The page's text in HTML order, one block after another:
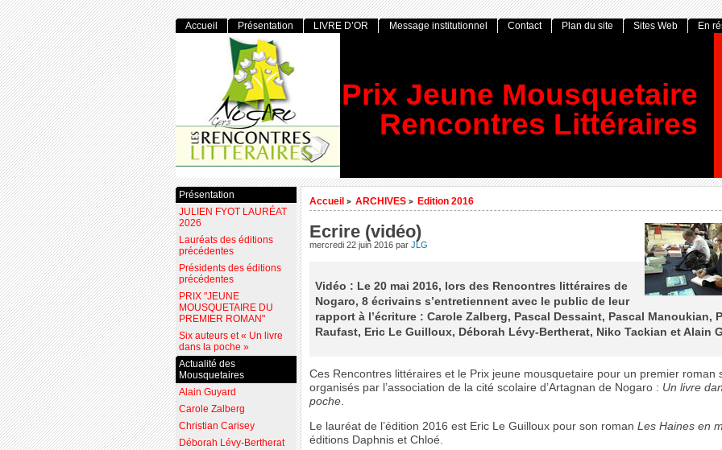
Prix Jeune Mousquetaire
Rencontres Littéraires
Accueil > ARCHIVES > Edition 2016
Ecrire (vidéo)
mercredi 22 juin 2016 par JLG
Vidéo : Le 20 mai 2016, lors des Rencontres littéraires de
Nogaro, 8 écrivains s’entretiennent avec le public de leur
rapport à l’écriture : Carole Zalberg, Pascal Dessaint, Pascal Manoukian,
Raufast, Eric Le Guilloux, Déborah Lévy-Bertherat, Niko Tackian et Alain
Ces Rencontres littéraires et le Prix jeune mousquetaire pour un premier roman
organisés par l’association de la cité scolaire d’Artagnan de Nogaro : Un livre
poche.
Le lauréat de l’édition 2016 est Eric Le Guilloux pour son roman Les Haines en
éditions Daphnis et Chloé.
Accueil Présentation LIVRE D’OR Message institutionnel Contact Plan du site Sites Web En
Présentation
JULIEN FYOT LAURÉAT
2026
Lauréats des éditions
précédentes
Présidents des éditions
précédentes
PRIX "JEUNE
MOUSQUETAIRE DU
PREMIER ROMAN"
Six auteurs et « Un livre
dans la poche »
Actualité des
Mousquetaires
Alain Guyard
Carole Zalberg
Christian Carisey
Déborah Lévy-Bertherat